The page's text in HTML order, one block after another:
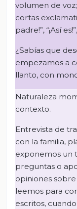
volumen de
cortas
padre!”, “¡Así
¿Sabías que
empezamos a
llanto, con
Naturaleza
contexto.
Entrevista de
con la familia,
exponemos un
preguntas o
opiniones
leemos para
escritos,